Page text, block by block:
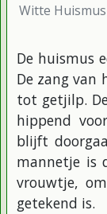
Witte
De huismus
De zang van
tot getjilp.
hippend
blijft
mannetje is
vrouwtje,
getekend is.